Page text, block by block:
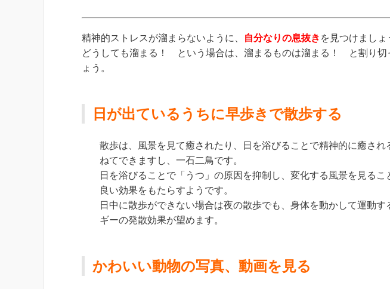
精神的ストレスが溜まらないように、 自分なりの息抜き を見つけましょ
どうしても溜まる！ という場合は、溜まるものは溜まる！ と割り切
ょう。
日が出ているうちに早歩きで散歩する
散歩は、風景を見て癒されたり、日を浴びることで精神的に癒さ
ねてできますし、一石二鳥です。
日を浴びることで「うつ」の原因を抑制し、変化する風景を見る
良い効果をもたらすようです。
日中に散歩ができない場合は夜の散歩でも、身体を動かして運動
ギーの発散効果が望めます。
かわいい動物の写真、動画を見る